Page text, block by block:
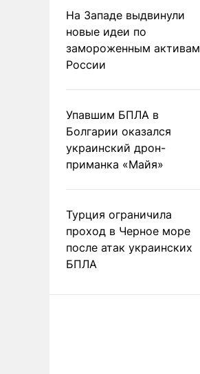
На Западе выдвинули
новые идеи по
замороженным активам
России
Упавшим БПЛА в
Болгарии оказался
украинский дрон-
приманка «Майя»
Турция ограничила
проход в Черное море
после атак украинских
БПЛА